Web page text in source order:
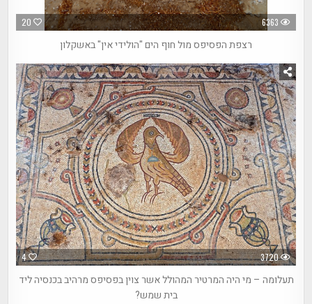
20 6363
רצפת הפסיפס מול חוף הים "הולידי אין" באשקלון
4 3720
תעלומה – מי היה המרטיר המהולל אשר צוין בפסיפס מרהיב בכנסיה ליד
בית שמש?